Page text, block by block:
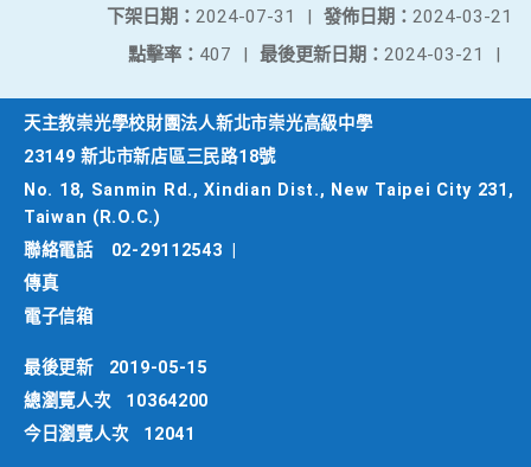
發佈日期： 2024-03-21
下架日期： 2024-07-31
|
最後更新日期： 2024-03-21 |
點擊率： 407 |
天主教崇光學校財團法人新北市崇光高級中學
23149 新北市新店區三民路18號
No. 18, Sanmin Rd., Xindian Dist., New Taipei City 231,
Taiwan (R.O.C.)
聯絡電話
02-29112543
傳真
電子信箱
最後更新
2019-05-15
總瀏覽人次
10364200
今日瀏覽人次
12041